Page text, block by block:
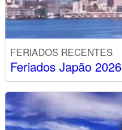
FERIADOS RECENTES
Feriados Japão 2026